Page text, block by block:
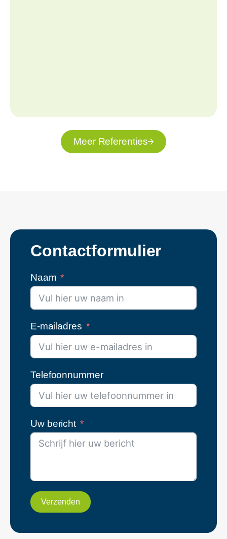
Meer Referenties
Contactformulier
Naam
E-mailadres
Telefoonnummer
Uw bericht
Verzenden